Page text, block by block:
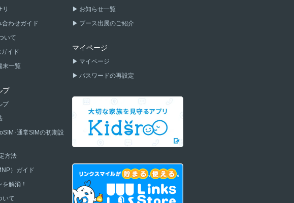
リ
合わせガイド
いて
イド
末一覧
プ
プ
･通常SIMの初期設
方法
）ガイド
解消！
いて
お知らせ一覧
ブース出展のご紹介
マイページ
マイページ
パスワードの再設定